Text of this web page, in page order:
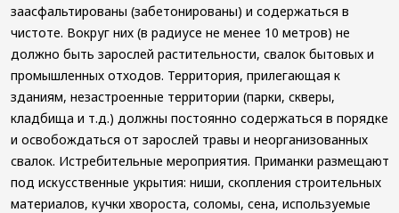
заасфальтированы (забетонированы) и содержаться в
чистоте. Вокруг них (в радиусе не менее 10 метров) не
должно быть зарослей растительности, свалок бытовых и
промышленных отходов. Территория, прилегающая к
зданиям, незастроенные территории (парки, скверы,
кладбища и т.д.) должны постоянно содержаться в порядке
и освобождаться от зарослей травы и неорганизованных
свалок. Истребительные мероприятия. Приманки размещают
под искусственные укрытия: ниши, скопления строительных
материалов, кучки хвороста, соломы, сена, используемые